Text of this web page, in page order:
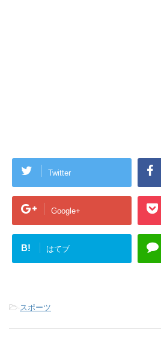
Twitter
Google+
B! はてブ
-スポーツ